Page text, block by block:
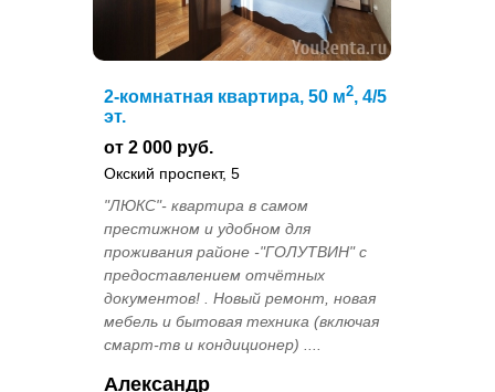
2-комнатная квартира, 50 м2, 4/5
эт.
от 2 000 руб.
Окский проспект, 5
"ЛЮКС"- квартира в самом
престижном и удобном для
проживания районе -"ГОЛУТВИН" с
предоставлением отчётных
документов! . Новый ремонт, новая
мебель и бытовая техника (включая
смарт-тв и кондиционер) ....
Александр